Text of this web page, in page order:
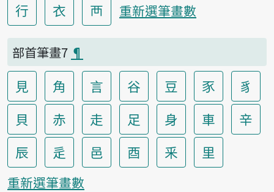
行
衣 襾 重新選筆畫數
部首筆畫7 ¶
見 角 言 谷 豆 豕
豸
貝
赤 走 足 身 車
辛
辰
辵 邑 酉 釆 里
重新選筆畫數